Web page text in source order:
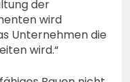
der
wird
Unternehmen die
wird.“